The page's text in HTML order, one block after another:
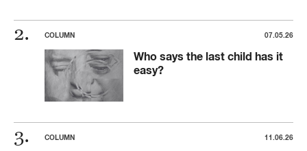
COLUMN 07.05.26
Who says the last child has it
easy?
COLUMN 11.06.26